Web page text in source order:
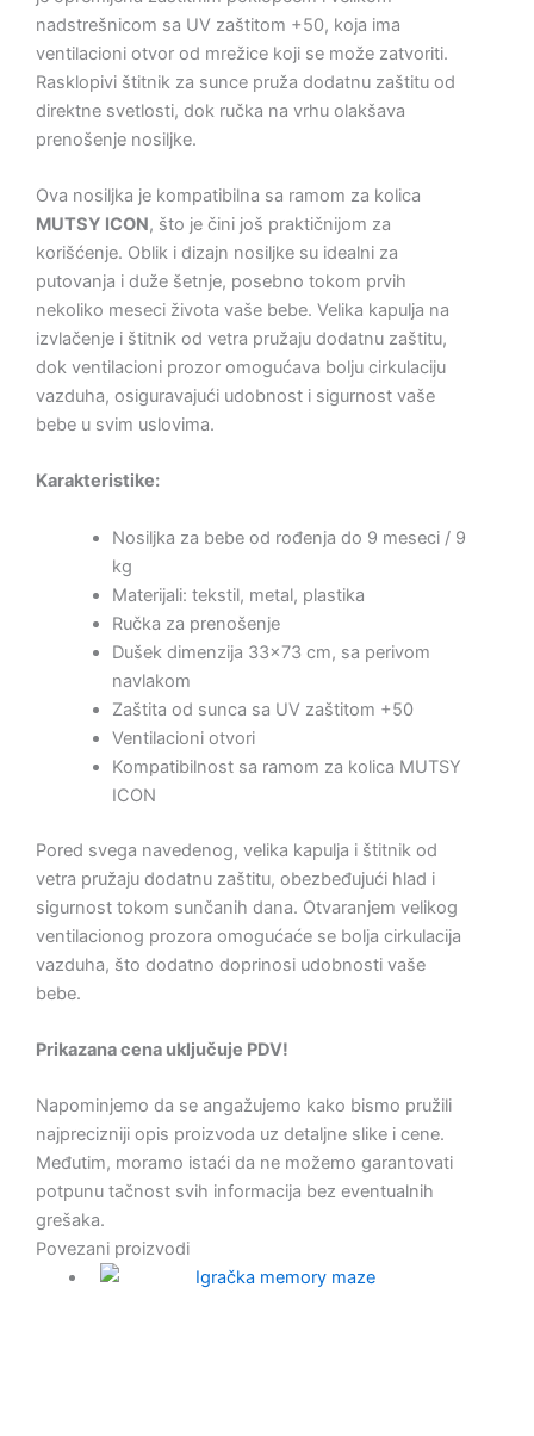
nadstrešnicom sa UV zaštitom +50, koja ima
ventilacioni otvor od mrežice koji se može zatvoriti.
Rasklopivi štitnik za sunce pruža dodatnu zaštitu od
direktne svetlosti, dok ručka na vrhu olakšava
prenošenje nosiljke.
Ova nosiljka je kompatibilna sa ramom za kolica
MUTSY ICON, što je čini još praktičnijom za
korišćenje. Oblik i dizajn nosiljke su idealni za
putovanja i duže šetnje, posebno tokom prvih
nekoliko meseci života vaše bebe. Velika kapulja na
izvlačenje i štitnik od vetra pružaju dodatnu zaštitu,
dok ventilacioni prozor omogućava bolju cirkulaciju
vazduha, osiguravajući udobnost i sigurnost vaše
bebe u svim uslovima.
Karakteristike:
Nosiljka za bebe od rođenja do 9 meseci / 9
kg
Materijali: tekstil, metal, plastika
Ručka za prenošenje
Dušek dimenzija 33×73 cm, sa perivom
navlakom
Zaštita od sunca sa UV zaštitom +50
Ventilacioni otvori
Kompatibilnost sa ramom za kolica MUTSY
ICON
Pored svega navedenog, velika kapulja i štitnik od
vetra pružaju dodatnu zaštitu, obezbeđujući hlad i
sigurnost tokom sunčanih dana. Otvaranjem velikog
ventilacionog prozora omogućaće se bolja cirkulacija
vazduha, što dodatno doprinosi udobnosti vaše
bebe.
Prikazana cena uključuje PDV!
Napominjemo da se angažujemo kako bismo pružili
najprecizniji opis proizvoda uz detaljne slike i cene.
Međutim, moramo istaći da ne možemo garantovati
potpunu tačnost svih informacija bez eventualnih
grešaka.
Povezani proizvodi